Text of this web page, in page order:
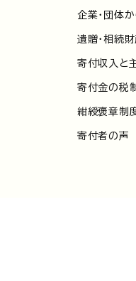
企業・団体
遺贈・相続
寄付収入と
寄付金の税
紺綬褒章制
寄付者の声